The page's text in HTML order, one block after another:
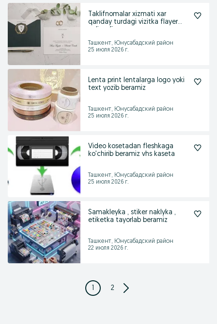
Taklifnomalar xizmati xar
qanday turdagi vizitka flayer
Ташкент, Юнусабадский район
25 июля 2026 г.
Lenta print lentalarga logo yoki
text yozib beramiz
Ташкент, Юнусабадский район
25 июля 2026 г.
Video kosetadan fleshkaga
ko’chirib beramiz vhs kaseta
Ташкент, Юнусабадский район
25 июля 2026 г.
Samakleyka , stiker naklyka ,
etiketka tayorlab beramiz
Ташкент, Юнусабадский район
22 июля 2026 г.
1 2